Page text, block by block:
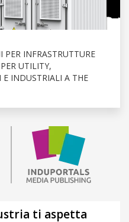
PER INFRASTRUTTURE
UTILITY,
INDUSTRIALI A THE
ti aspetta